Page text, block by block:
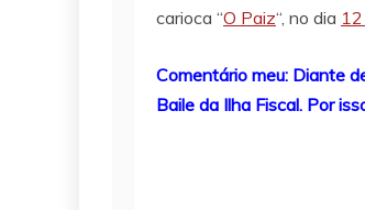
carioca “O Paiz“, no dia
Comentário meu: Diante
Baile da Ilha Fiscal. Por